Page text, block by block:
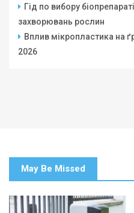
Гід по вибору
захворювань рослин
Вплив мікропластика на
2026
May Be Missed